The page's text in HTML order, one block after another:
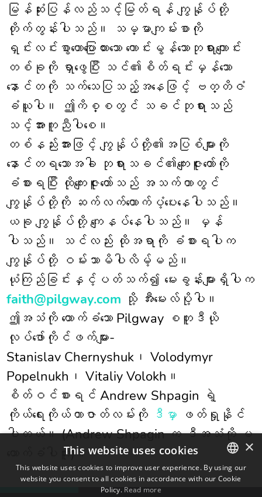
မြန်ဆုံးပြန်လည်သင့်မြတ်ရန် ကျွန်ုပ်တို့
တိုက်တွန်းပါသည်။ သမ္မာကျမ်းစာကို
ရှင်းလင်းစွာဟောပြောထားသော ကောင်းမွန်သောဘုရားကျောင်း
တစ်ခုကို ရှာဖွေပြီး သင်၏စိတ်ရင်းမှန်သော
နောင်တကို သက်သေပြသည့်အနေဖြင့် ဗတ္တိဇံ
ခံယူပါ။ ဤကိစ္စတွင် သခင်ဘုရားသည်
သင့်အားကူညီပါစေ။
တစ်နည်းအားဖြင့် ကျွန်ုပ်တို့၏အပြစ်များကို
နောင်တရသောအခါ ဘုရားသခင်၏ကျေးဇူးတော်ကို
ခံစားရပြီး ထိုကျေးဇူးတော်သည် အသက်တာတွင်
ကျွန်ုပ်တို့ကို ဆက်လက်ထောက်ပံ့ပေးနေပါသည်။
ယခု ကျွန်ုပ်တို့ ကျေနပ်နေပါသည်။ မှန်
ပါသည်။ သင်လည်း ထိုအရာကို ခံစားရပါက
ကျွန်ုပ်တို့ ဝမ်းသာမိပါလိမ့်မည်။
ယုံကြည်ခြင်းနှင့်ပတ်သက်၍ မေးခွန်းများရှိပါက
faith@pilgway.com သို့ အီးမေးလ်ပို့ပါ။
ဤအသံကို ထောက်ခံသော Pilgway စတူဒီယို
လုပ်ဖော်ကိုင်ဖက်များ-
Stanislav Chernyshuk၊ Volodymyr
Popelnukh၊ Vitaliy Volokh။
စိတ်ဝင်စားရင် Andrew Shpagin ရဲ့
ကိုယ်ရေးကိုယ်တာဇာတ်လမ်းကို ဒီမှာ ဖတ်ရှုနိုင်
ပါတယ်။ (Andrew Shpagin က ဒီအသံကို မ
ထောက်ခံပါဘူး)။
ENGLISH
×
This website uses cookies
This website uses cookies to improve user experience. By using our
website you consent to all cookies in accordance with our Cookie
Policy. Read more